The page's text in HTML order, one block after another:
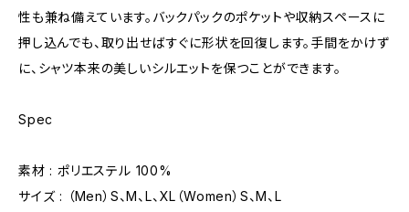
性も兼ね備えています。バックパックのポケットや収納スペースに
押し込んでも、取り出せばすぐに形状を回復します。手間をかけず
に、シャツ本来の美しいシルエットを保つことができます。
Spec
素材 : ポリエステル 100%
サイズ : （Men）S、M、L、XL（Women）S、M、L